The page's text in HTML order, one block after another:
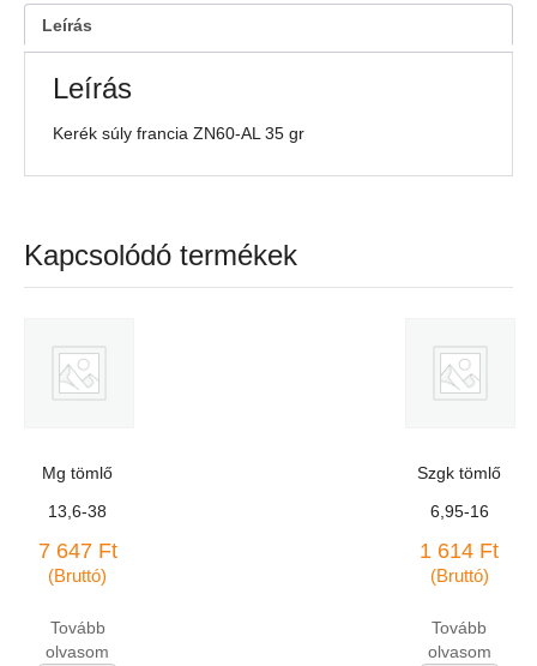
mennyiség
Leírás
Leírás
Kerék súly francia ZN60-AL 35 gr
Kapcsolódó termékek
Mg tömlő
13,6-38
7 647 Ft
(Bruttó)
Tovább
olvasom
Szgk tömlő
6,95-16
1 614 Ft
(Bruttó)
Tovább
olvasom